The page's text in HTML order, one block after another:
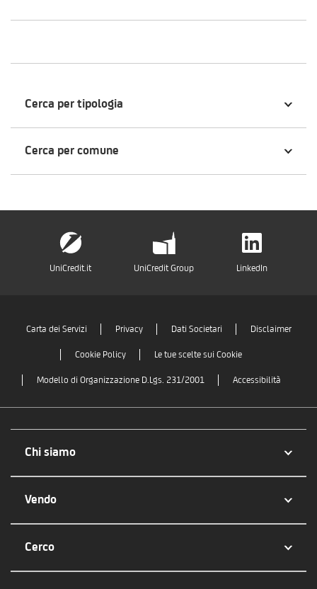
Cerca per tipologia
Cerca per comune
UniCredit.it UniCredit Group LinkedIn
Carta dei Servizi Privacy Dati Societari Disclaimer
Cookie Policy Le tue scelte sui Cookie
Modello di Organizzazione D.Lgs. 231/2001 Accessibilità
Chi siamo
Vendo
Cerco